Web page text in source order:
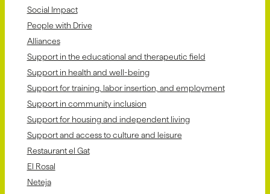
Social Impact
People with Drive
Alliances
Support in the educational and therapeutic field
Support in health and well-being
Support for training, labor insertion, and employment
Support in community inclusion
Support for housing and independent living
Support and access to culture and leisure
Restaurant el Gat
El Rosal
Neteja